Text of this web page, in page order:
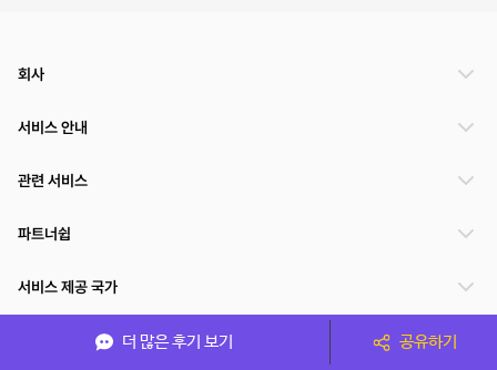
더 많은 후기 보기 공유하기
회사
서비스 안내
관련 서비스
파트너쉽
서비스 제공 국가